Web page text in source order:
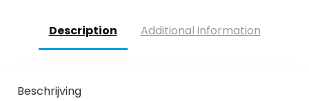
Description Additional information
Beschrijving